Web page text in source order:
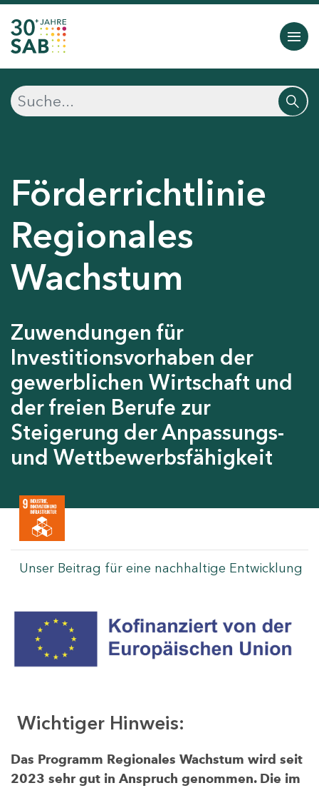
Förderrichtlinie
Regionales
Wachstum
Zuwendungen für
Investitionsvorhaben der
gewerblichen Wirtschaft und
der freien Berufe zur
Steigerung der Anpassungs-
und Wettbewerbsfähigkeit
Unser Beitrag für eine nachhaltige Entwicklung
Wichtiger Hinweis:
Das Programm Regionales Wachstum wird seit
2023 sehr gut in Anspruch genommen. Die im